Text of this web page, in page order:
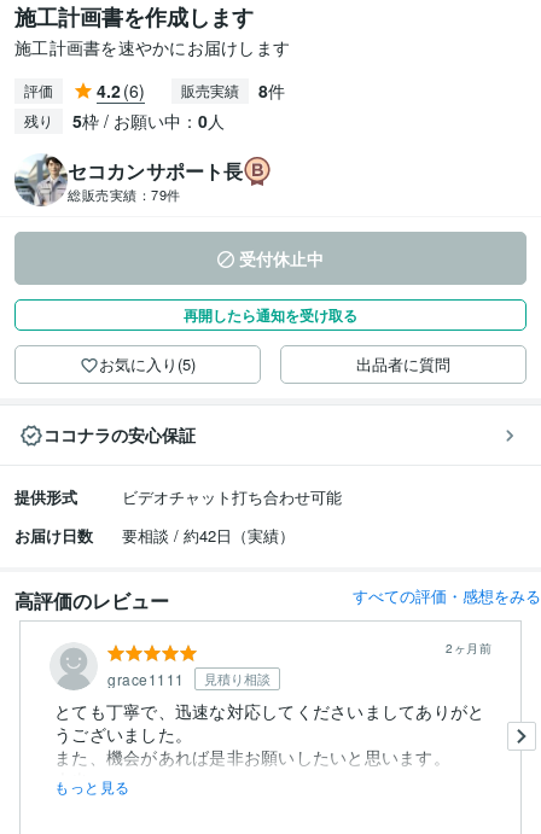
施工計画書を作成します
施工計画書を速やかにお届けします
評価 4.2(6) 販売実績 8件
残り 5枠 / お願い中： 0人
セコカンサポート長
総販売実績： 79件
受付休止中
再開したら通知を受け取る
お気に入り(5) 出品者に質問
ココナラの安心保証
提供形式
ビデオチャット打ち合わせ可能
お届け日数
要相談 / 約42日（実績）
高評価のレビュー すべての評価・感想をみる
grace1111 見積り相談
2ヶ月前
とても丁寧で、迅速な対応してくださいましてありがと
うございました。
また、機会があれば是非お願いしたいと思います。
本当...
もっと見る